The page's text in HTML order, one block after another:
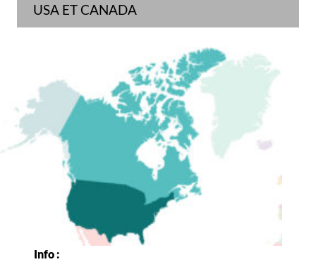
USA ET CANADA
Info :